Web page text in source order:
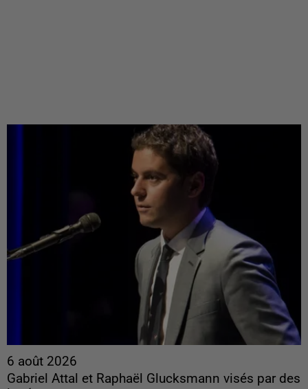
6 août 2026
Gabriel Attal et Raphaël Glucksmann visés par des